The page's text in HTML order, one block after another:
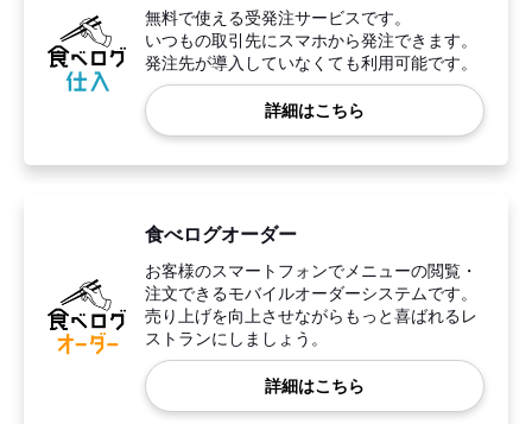
無料で使える受発注サービスです。
いつもの取引先にスマホから発注できます。
発注先が導入していなくても利用可能です。
詳細はこちら
食べログオーダー
お客様のスマートフォンでメニューの閲覧・
注文できるモバイルオーダーシステムです。
売り上げを向上させながらもっと喜ばれるレ
ストランにしましょう。
詳細はこちら